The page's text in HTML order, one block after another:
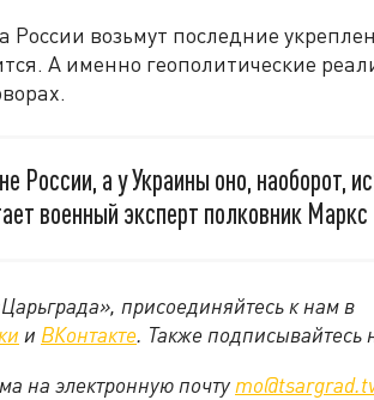
России возьмут последние
А именно геополитические
России, а у Украины оно, наоборот,
военный эксперт полковник
присоединяйтесь к нам в
и ВКонтакте. Также подписывайтесь
на электронную почту